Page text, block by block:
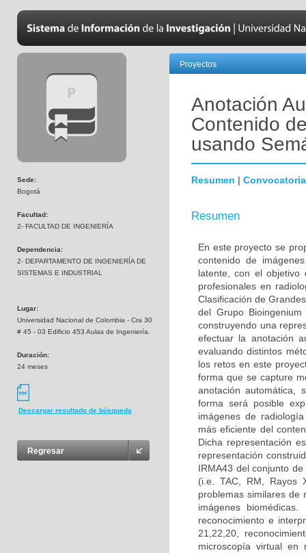
Sede:
Bogotá
Facultad:
2- FACULTAD DE INGENIERÍA
Dependencia:
2- DEPARTAMENTO DE INGENIERÍA DE
SISTEMAS E INDUSTRIAL
Lugar:
Universidad Nacional de Colombia - Cra 30
# 45 - 03 Edificio 453 Aulas de Ingeniería.
Duración:
24 meses
Descargar resultado de búsqueda
Regresar
Proyectos
Anotación
Contenido
usando
Resumen | Convocatoria
Resumen
En este proyecto se
contenido de
latente, con el objetivo
profesionales en
Clasificación de
del Grupo
construyendo una
efectuar la anotación
evaluando distintos
los retos en este
forma que se capture
anotación automática,
forma será posible
imágenes de
más eficiente del
Dicha representación
representación
IRMA43 del conjunto
(i.e. TAC, RM, Rayos
problemas similares de
imágenes
reconocimiento e
21,22,20,
microscopía virtual en